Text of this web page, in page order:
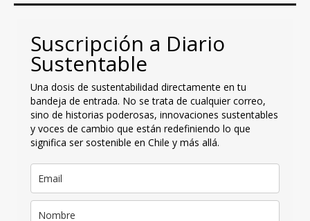
Suscripción a Diario
Sustentable
Una dosis de sustentabilidad directamente en tu
bandeja de entrada. No se trata de cualquier correo,
sino de historias poderosas, innovaciones sustentables
y voces de cambio que están redefiniendo lo que
significa ser sostenible en Chile y más allá.